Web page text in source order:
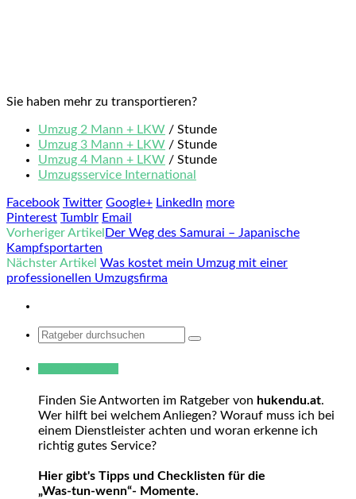
Sie haben mehr zu transportieren?
Umzug 2 Mann + LKW / Stunde
Umzug 3 Mann + LKW / Stunde
Umzug 4 Mann + LKW / Stunde
Umzugsservice International
Facebook Twitter Google+ LinkedIn more
Pinterest Tumblr Email
Vorheriger Artikel Der Weg des Samurai – Japanische
Kampfsportarten
Nächster Artikel Was kostet mein Umzug mit einer
professionellen Umzugsfirma
Search
Finden Sie Antworten im Ratgeber von hukendu.at.
Wer hilft bei welchem Anliegen? Worauf muss ich bei
einem Dienstleister achten und woran erkenne ich
richtig gutes Service?
Hier gibt's Tipps und Checklisten für die
„Was-tun-wenn“- Momente.